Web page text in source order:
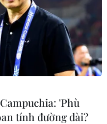
'Phù
tính đường dài?